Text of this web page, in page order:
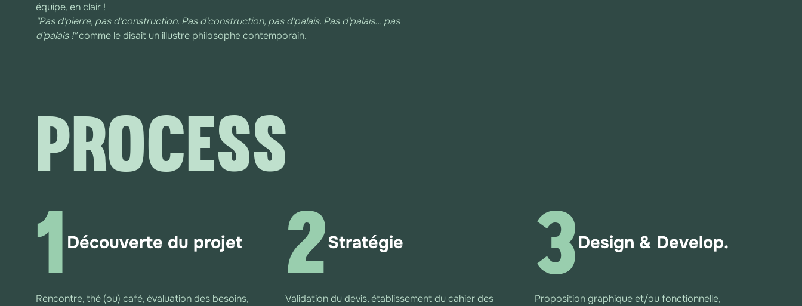
équipe, en clair !
"Pas d'pierre, pas d'construction. Pas d'construction, pas d'palais. Pas d'palais... pas
d'palais !"comme le disait un illustre philosophe contemporain.
PROCESS
1 Découverte du projet
Rencontre, thé (ou) café, évaluation des besoins,
2Stratégie
Validation du devis, établissement du cahier des
3Design & Develop.
Proposition graphique et/ou fonctionnelle,